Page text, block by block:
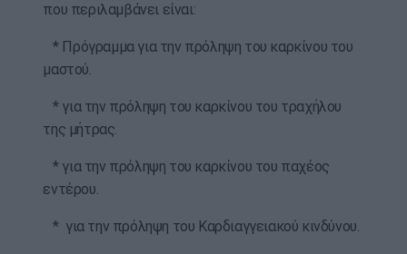
που περιλαμβάνει είναι:
* Πρόγραμμα για την πρόληψη του καρκίνου του
μαστού.
* για την πρόληψη του καρκίνου του τραχήλου
της μήτρας.
* για την πρόληψη του καρκίνου του παχέος
εντέρου.
* για την πρόληψη του Καρδιαγγειακού κινδύνου.